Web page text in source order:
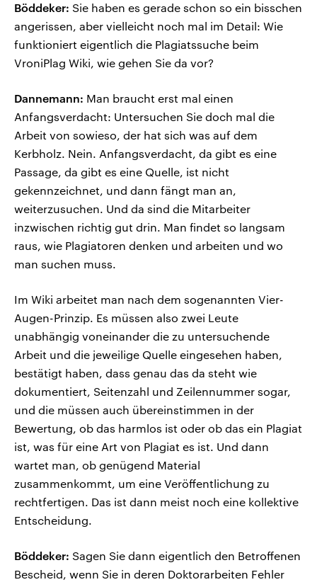
Böddeker: Sie haben es gerade schon so ein bisschen
angerissen, aber vielleicht noch mal im Detail: Wie
funktioniert eigentlich die Plagiatssuche beim
VroniPlag Wiki, wie gehen Sie da vor?
Dannemann: Man braucht erst mal einen
Anfangsverdacht: Untersuchen Sie doch mal die
Arbeit von sowieso, der hat sich was auf dem
Kerbholz. Nein. Anfangsverdacht, da gibt es eine
Passage, da gibt es eine Quelle, ist nicht
gekennzeichnet, und dann fängt man an,
weiterzusuchen. Und da sind die Mitarbeiter
inzwischen richtig gut drin. Man findet so langsam
raus, wie Plagiatoren denken und arbeiten und wo
man suchen muss.
Im Wiki arbeitet man nach dem sogenannten Vier-
Augen-Prinzip. Es müssen also zwei Leute
unabhängig voneinander die zu untersuchende
Arbeit und die jeweilige Quelle eingesehen haben,
bestätigt haben, dass genau das da steht wie
dokumentiert, Seitenzahl und Zeilennummer sogar,
und die müssen auch übereinstimmen in der
Bewertung, ob das harmlos ist oder ob das ein Plagiat
ist, was für eine Art von Plagiat es ist. Und dann
wartet man, ob genügend Material
zusammenkommt, um eine Veröffentlichung zu
rechtfertigen. Das ist dann meist noch eine kollektive
Entscheidung.
Böddeker: Sagen Sie dann eigentlich den Betroffenen
Bescheid, wenn Sie in deren Doktorarbeiten Fehler